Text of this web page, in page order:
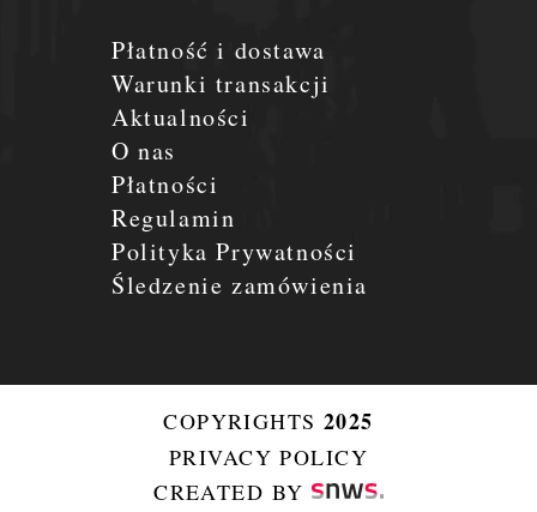
Płatność i dostawa
Warunki transakcji
Aktualności
O nas
Płatności
Regulamin
Polityka Prywatności
Śledzenie zamówienia
COPYRIGHTS 2025
PRIVACY POLICY
CREATED BY